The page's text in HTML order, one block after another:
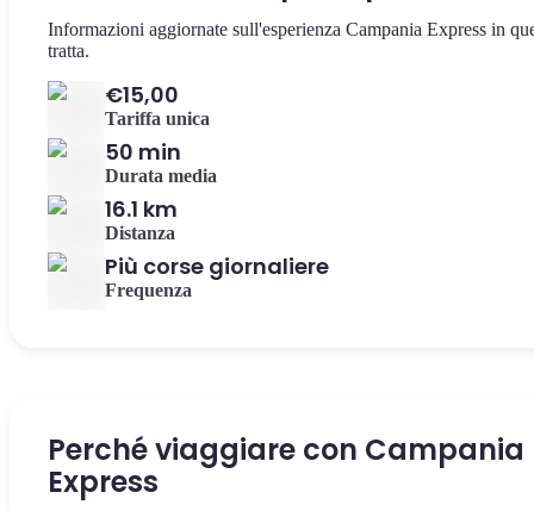
Informazioni aggiornate sull'esperienza Campania Express in
tratta.
€15,00
Tariffa unica
50 min
Durata media
16.1 km
Distanza
Più corse giornaliere
Frequenza
Perché viaggiare con Campania
Express